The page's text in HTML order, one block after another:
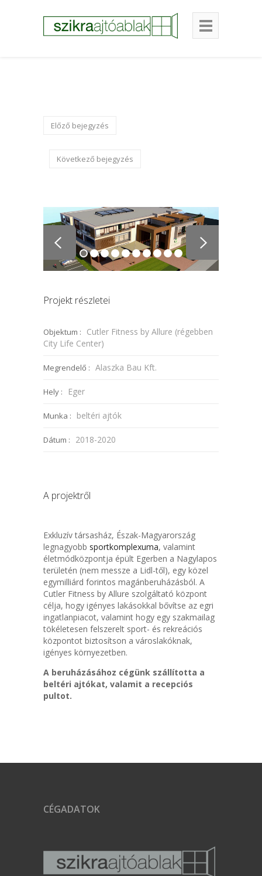
Előző bejegyzés
Következő bejegyzés
Projekt részletei
Objektum :
Cutler Fitness by Allure (régebben
City Life Center)
Megrendelő : Alaszka Bau Kft.
Hely : Eger
Munka : beltéri ajtók
Dátum : 2018-2020
A projektről
Exkluzív társasház, Észak-Magyarország
legnagyobb sportkomplexuma, valamint
életmódközpontja épült Egerben a Nagylapos
területén (nem messze a Lidl-től), egy közel
egymilliárd forintos magánberuházásból. A
Cutler Fitness by Allure szolgáltató központ
célja, hogy igényes lakásokkal bővítse az egri
ingatlanpiacot, valamint hogy egy szakmailag
tökéletesen felszerelt sport- és rekreációs
központot biztosítson a városlakóknak,
igényes környezetben.
A beruházásához cégünk szállította a
beltéri ajtókat, valamit a recepciós
pultot.
CÉGADATOK